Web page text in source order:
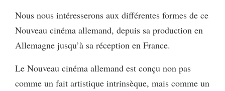
Nous nous intéresserons aux différentes formes de ce
Nouveau cinéma allemand, depuis sa production en
Allemagne jusqu’à sa réception en France.
Le Nouveau cinéma allemand est conçu non pas
comme un fait artistique intrinsèque, mais comme un